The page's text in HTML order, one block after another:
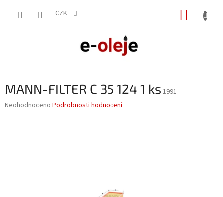
CZK
MANN-FILTER C 35 124 1 ks 1991
Průměrné
Neohodnoceno Podrobnosti hodnocení